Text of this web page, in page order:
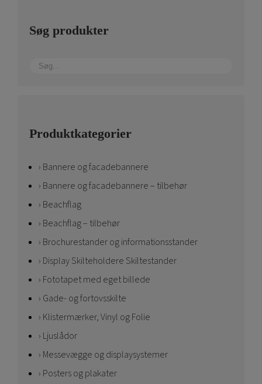
Søg produkter
Produktkategorier
Bannere og facadebannere
Bannere og facadebannere – tilbehør
Beachflag
Beachflag – tilbehør
Brochurestander og informationsstander
Display Skilteholdere Skiltestander
Fototapet med eget billede
Gade- og fortovsskilte
Klistermærker, Vinyl og Folie
Ljuslådor
Messevægge og displaysystemer
Posters og plakater